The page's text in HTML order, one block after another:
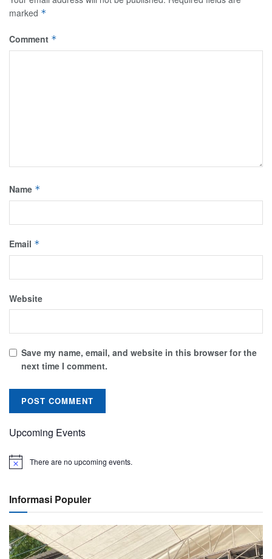
marked *
Comment *
Name *
Email *
Website
Save my name, email, and website in this browser for the
next time I comment.
Upcoming Events
There are no upcoming events.
Informasi Populer